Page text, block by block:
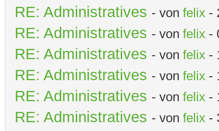
RE: Administratives - von felix -
RE: Administratives - von felix -
RE: Administratives - von felix -
RE: Administratives - von felix -
RE: Administratives - von felix -
RE: Administratives - von felix -